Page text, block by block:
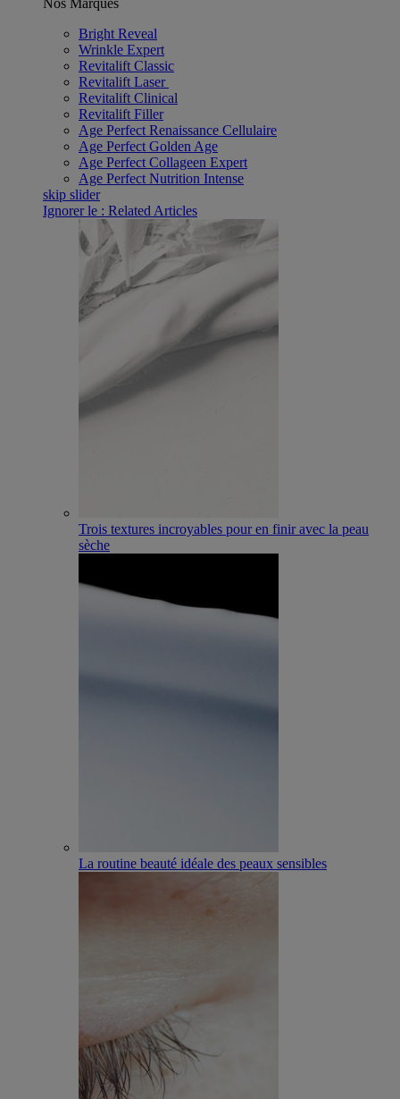
Nos Marques
Bright Reveal
Wrinkle Expert
Revitalift Classic
Revitalift Laser ​
Revitalift Clinical
Revitalift Filler
Age Perfect Renaissance Cellulaire
Age Perfect Golden Age
Age Perfect Collageen Expert
Age Perfect Nutrition Intense
skip slider
Ignorer le : Related Articles
Trois textures incroyables pour en finir avec la peau
sèche
La routine beauté idéale des peaux sensibles